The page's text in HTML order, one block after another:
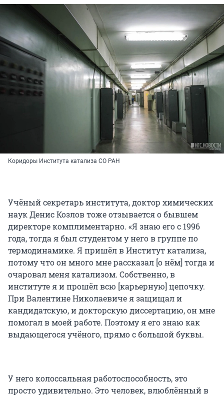
Коридоры Института катализа СО РАН
Учёный секретарь института, доктор химических
наук Денис Козлов тоже отзывается о бывшем
директоре комплиментарно. «Я знаю его с 1996
года, тогда я был студентом у него в группе по
термодинамике. Я пришёл в Институт катализа,
потому что он много мне рассказал [о нём] тогда и
очаровал меня катализом. Собственно, в
институте я и прошёл всю [карьерную] цепочку.
При Валентине Николаевиче я защищал и
кандидатскую, и докторскую диссертацию, он мне
помогал в моей работе. Поэтому я его знаю как
выдающегося учёного, прямо с большой буквы.
У него колоссальная работоспособность, это
просто удивительно. Это человек, влюблённый в